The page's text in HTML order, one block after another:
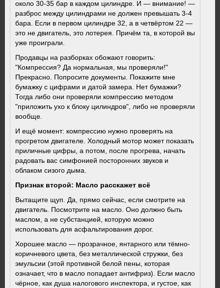
около 30-35 бар в каждом цилиндре. И — внимание! —
разброс между цилиндрами не должен превышать 3-4
бара. Если в первом цилиндре 32, а в четвёртом 22 —
это не двигатель, это лотерея. Причём та, в которой вы
уже проиграли.
Продавцы на разборках обожают говорить:
"Компрессия? Да нормальная, мы проверяли!"
Прекрасно. Попросите документы. Покажите мне
бумажку с цифрами и датой замера. Нет бумажки?
Тогда либо они проверяли компрессию методом
"приложить ухо к блоку цилиндров", либо не проверяли
вообще.
И ещё момент: компрессию нужно проверять на
прогретом двигателе. Холодный мотор может показать
приличные цифры, а потом, после прогрева, начать
радовать вас симфонией посторонних звуков и
облаком сизого дыма.
Признак второй: Масло расскажет всё
Вытащите щуп. Да, прямо сейчас, если смотрите на
двигатель. Посмотрите на масло. Оно должно быть
маслом, а не субстанцией, которую можно
использовать для асфальтирования дорог.
Хорошее масло — прозрачное, янтарного или тёмно-
коричневого цвета, без металлической стружки, без
эмульсии (этой противной белой пены, которая
означает, что в масло попадает антифриз). Если масло
чёрное, как душа налогового инспектора, и густое, как